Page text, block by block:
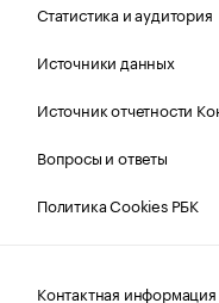
Статистика и аудитория
Источники данных
Источник отчетности
Вопросы и ответы
Политика Cookies РБК
Контактная информация